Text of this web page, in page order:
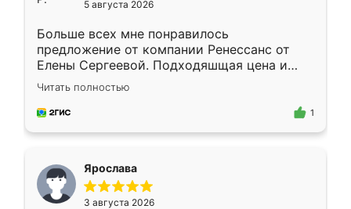
5 августа 2026
Больше всех мне понравилось
предложение от компании Ренессанс от
Елены Сергеевой. Подходяшщая цена и
короткие сроки изготовления. Приехавший
для замера сотрудник Владислав
предложил по моему эскизу самый
Читать полностью
1
Ярослава
3 августа 2026